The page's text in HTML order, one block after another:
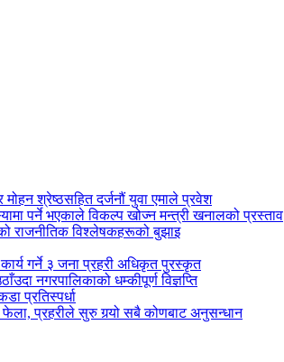
श्रेष्ठसहित दर्जनौं युवा एमाले प्रवेश
पर्ने भएकाले विकल्प खोज्न मन्त्री खनालको प्रस्ताव
राजनीतिक विश्लेषकहरूको बुझाइ
गर्ने ३ जना प्रहरी अधिकृत पुरस्कृत
नगरपालिकाको धम्कीपूर्ण विज्ञप्ति
प्रतिस्पर्धा
फेला, प्रहरीले सुरु गर्‍यो सबै कोणबाट अनुसन्धान